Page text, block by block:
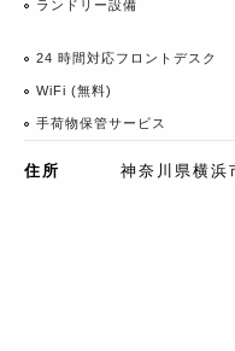
ランドリー設備
24 時間対応フロントデスク
WiFi (無料)
手荷物保管サービス
住所 神奈川県横